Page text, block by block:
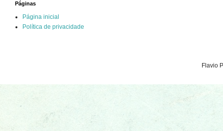
Páginas
Página inicial
Política de privacidade
Flavio